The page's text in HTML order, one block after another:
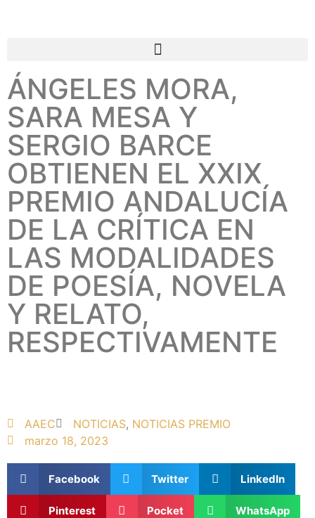
ÁNGELES MORA,
SARA MESA Y
SERGIO BARCE
OBTIENEN EL XXIX
PREMIO ANDALUCÍA
DE LA CRÍTICA EN
LAS MODALIDADES
DE POESÍA, NOVELA
Y RELATO,
RESPECTIVAMENTE
AAEC NOTICIAS, NOTICIAS PREMIO
marzo 18, 2023
Facebook Twitter LinkedIn
Pinterest Pocket WhatsApp